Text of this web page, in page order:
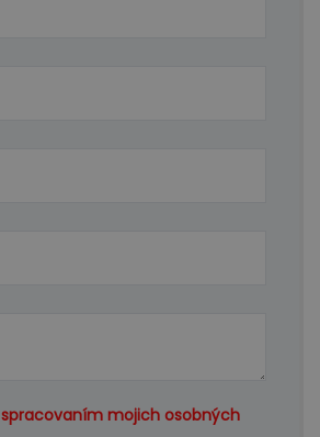
spracovaním mojich osobných